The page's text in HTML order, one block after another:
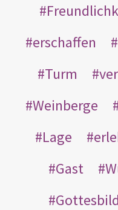
erschaffen
Turm
Weinberge
Lage
Gast
Gottesbild